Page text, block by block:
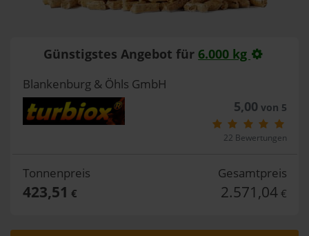
Günstigstes Angebot für 6.000 kg
Blankenburg & Öhls GmbH
5,00 von 5
22 Bewertungen
Tonnenpreis
423,51 €
Gesamtpreis
2.571,04 €